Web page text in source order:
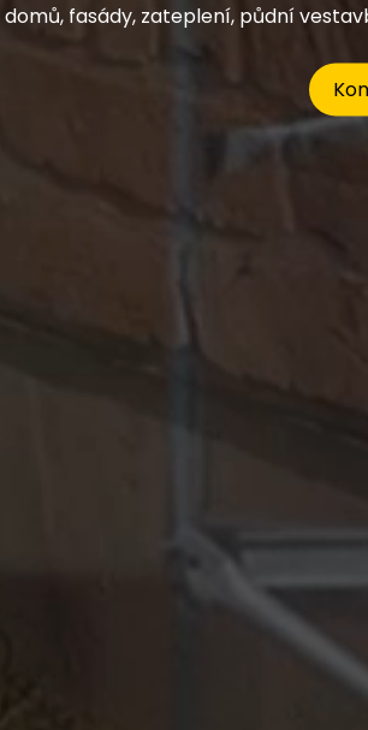
domů, fasády, zateplení, půdní